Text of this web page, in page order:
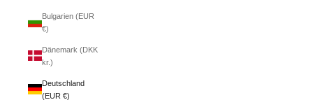
Bulgarien (EUR
€)
Dänemark (DKK
kr.)
Deutschland
(EUR €)